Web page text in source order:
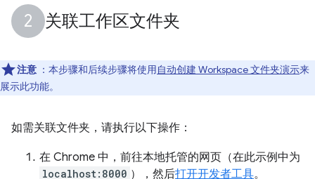
关联工作区文件夹
注意 ：本步骤和后续步骤将使用自动创建 Workspace 文件夹演示来
展示此功能。
如需关联文件夹，请执行以下操作：
在 Chrome 中，前往本地托管的网页（在此示例中为
localhost:8000 ），然后打开开发者工具。